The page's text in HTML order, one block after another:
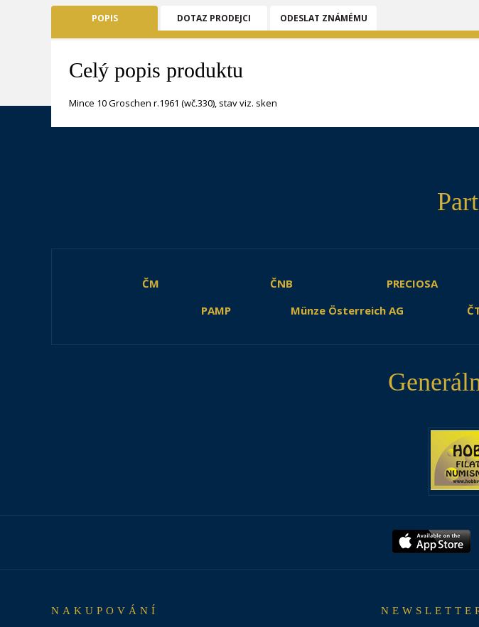
POPIS DOTAZ PRODEJCI ODESLAT ZNÁMÉMU
Celý popis produktu
Mince 10 Groschen r.1961 (wč.330), stav viz. sken
ČM ČNB PRECIOSA
PAMP
Münze Österreich AG
NAKUPOVÁNÍ